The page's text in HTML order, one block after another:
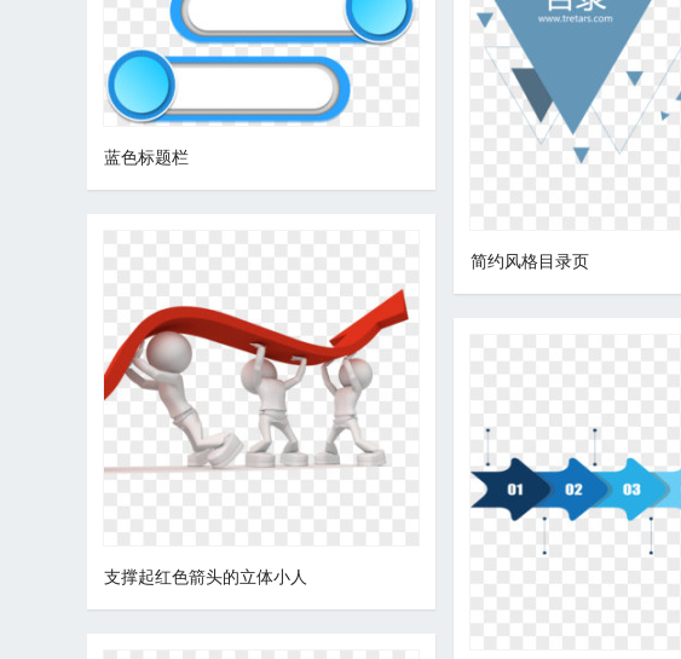
蓝色标题栏
简约风格目录页
支撑起红色箭头的立体小人